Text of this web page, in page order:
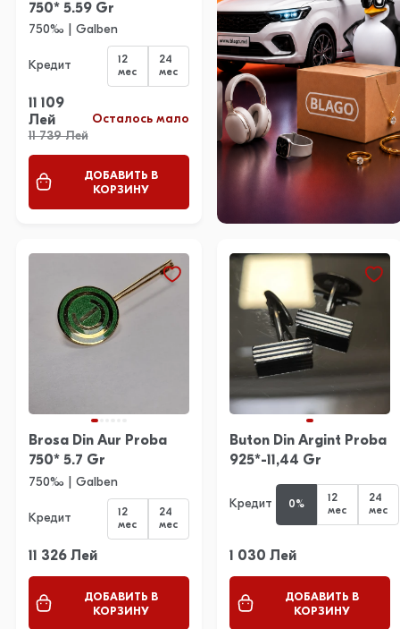
750* 5.59 Gr
750‰ | Galben
Кредит
12
мес
24
мес
11 109
Лей
11 739 Лей
Осталось мало
ДОБАВИТЬ В
КОРЗИНУ
Brosa Din Aur Proba
750* 5.7 Gr
750‰ | Galben
Кредит
12
мес
24
мес
11 326 Лей
ДОБАВИТЬ В
КОРЗИНУ
Buton Din Argint Proba
925*-11,44 Gr
Кредит 0%
12
мес
24
мес
1 030 Лей
ДОБАВИТЬ В
КОРЗИНУ